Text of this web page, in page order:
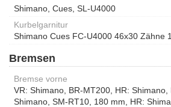
Shimano, Cues, SL-U4000
Kurbelgarnitur
Shimano Cues FC-U4000 46x30 Zähne
Bremsen
Bremse vorne
VR: Shimano, BR-MT200, HR: Shimano,
Shimano, SM-RT10, 180 mm, HR: